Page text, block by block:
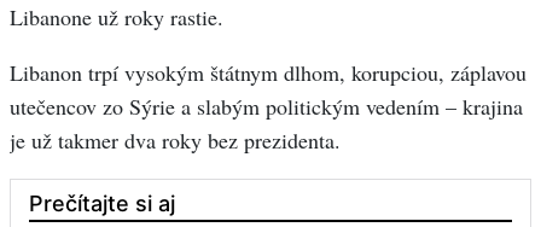
Libanone už roky rastie.
Libanon trpí vysokým štátnym dlhom, korupciou, záplavou
utečencov zo Sýrie a slabým politickým vedením – krajina
je už takmer dva roky bez prezidenta.